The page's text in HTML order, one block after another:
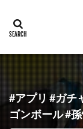
#アプリ #ガチ
ゴンボール #